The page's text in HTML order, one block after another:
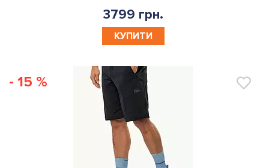
3799 грн.
КУПИТИ
- 15 %